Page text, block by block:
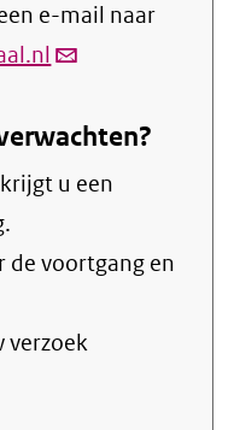
e-mail naar
(link
email)
u een
de voortgang en
verzoek